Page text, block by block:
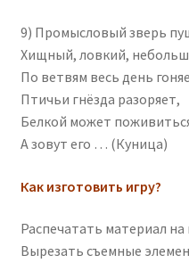
9) Промысловый зверь
Хищный, ловкий,
По ветвям весь день
Птичьи гнёзда разоряет,
Белкой может
А зовут его … (Куница)
Как изготовить игру?
Распечатать материал
Вырезать съемные